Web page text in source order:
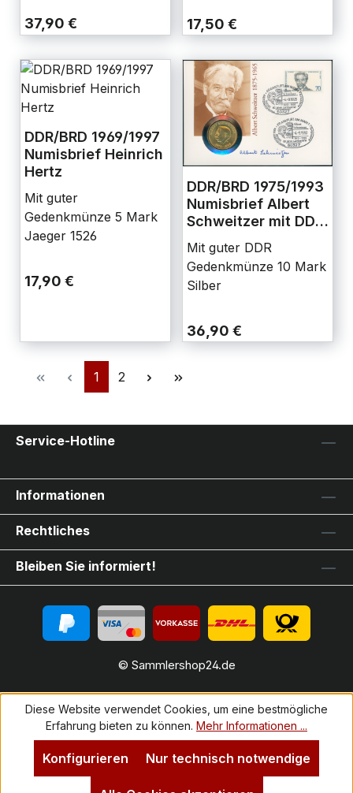
37,90 € 17,50 €
DDR/BRD 1969/1997
Numisbrief Heinrich
Hertz
Mit guter
Gedenkmünze 5 Mark
Jaeger 1526
17,90 €
DDR/BRD 1975/1993
Numisbrief Albert
Schweitzer mit DDR
10 Mark Jaeger
1554
Mit guter DDR
Gedenkmünze 10 Mark
Silber
36,90 €
1 2
Service-Hotline
Informationen
Rechtliches
Bleiben Sie informiert!
© Sammlershop24.de
Diese Website verwendet Cookies, um eine bestmögliche
Erfahrung bieten zu können. Mehr Informationen ...
Nur technisch notwendige
Konfigurieren